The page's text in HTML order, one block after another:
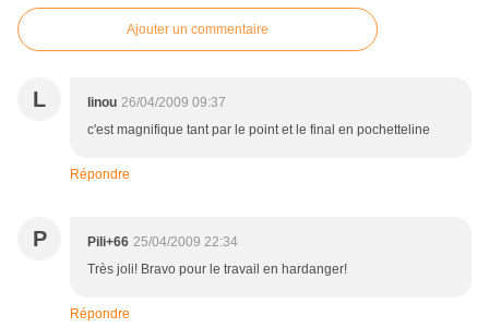
Ajouter un commentaire
L linou 26/04/2009 09:37
c'est magnifique tant par le point et le final en pochetteline
Répondre
P Pili+66 25/04/2009 22:34
Très joli! Bravo pour le travail en hardanger!
Répondre